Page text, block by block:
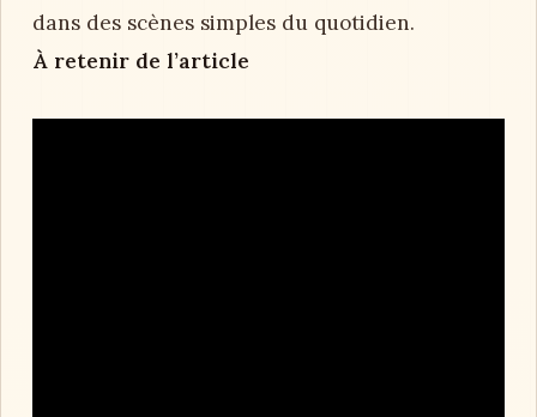
dans des scènes simples du quotidien.
À retenir de l’article